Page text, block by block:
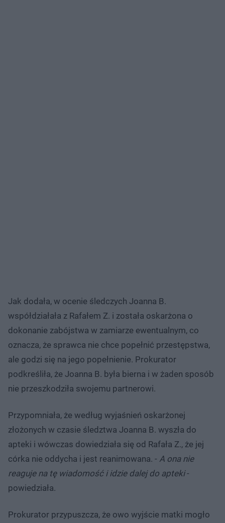
Jak dodała, w ocenie śledczych Joanna B.
współdziałała z Rafałem Z. i została oskarżona o
dokonanie zabójstwa w zamiarze ewentualnym, co
oznacza, że sprawca nie chce popełnić przestępstwa,
ale godzi się na jego popełnienie. Prokurator
podkreśliła, że Joanna B. była bierna i w żaden sposób
nie przeszkodziła swojemu partnerowi.
Przypomniała, że według wyjaśnień oskarżonej
złożonych w czasie śledztwa Joanna B. wyszła do
apteki i wówczas dowiedziała się od Rafała Z., że jej
córka nie oddycha i jest reanimowana. - A ona nie
reaguje na tę wiadomość i idzie dalej do apteki-
powiedziała.
Prokurator przypuszcza, że owo wyjście matki mogło